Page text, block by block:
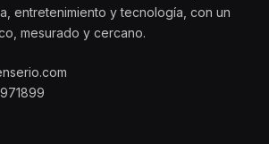
entretenimiento y tecnología, con un
mesurado y cercano.